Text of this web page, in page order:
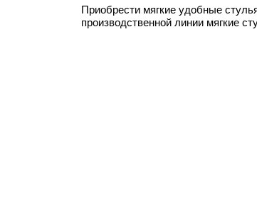
Приобрести мягкие удобные
производственной линии мягкие